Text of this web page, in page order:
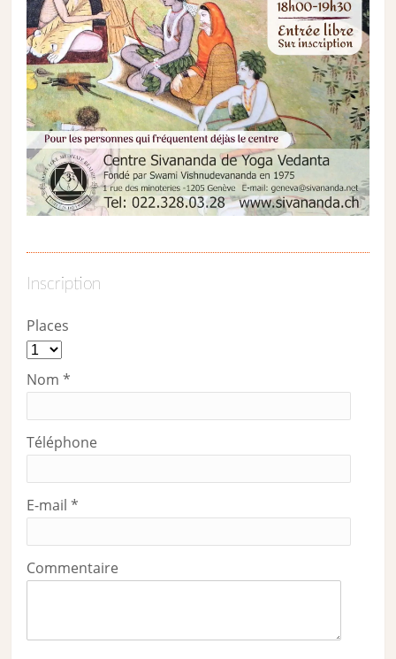
Inscription
Places
Nom*
Téléphone
E-mail*
Commentaire